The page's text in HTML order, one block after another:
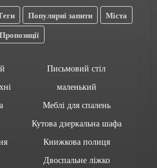
Популярні запити
Міста
Пропозиції
Письмовий стіл
маленький
Меблі для спалень
Кутова дзеркальна шафа
Книжкова полиця
Двоспальне ліжко